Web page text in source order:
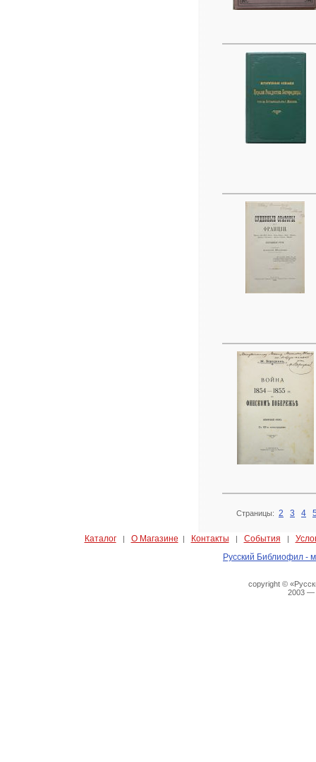
Страницы: 2 3 4
Каталог| О Магазине | Контакты | События |
Русский Библиофил -
copyright ©
2003 —